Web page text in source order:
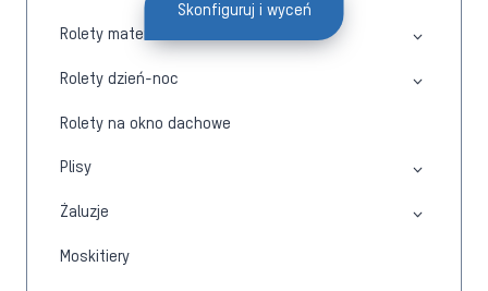
Skonfiguruj i wyceń
Rolety materiałowe
Rolety dzień-noc
Rolety na okno dachowe
Plisy
Żaluzje
Moskitiery